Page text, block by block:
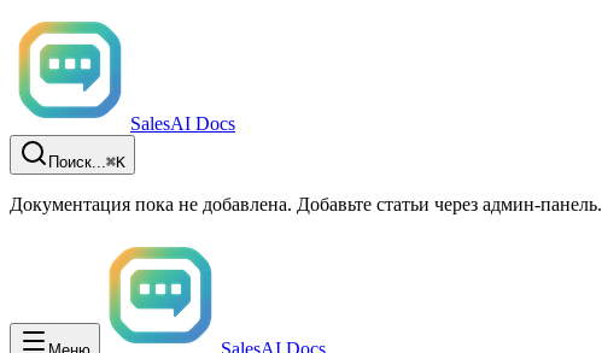
SalesAI Docs
Поиск...⌘K
Документация пока не добавлена. Добавьте статьи через админ-панель.
SalesAI Docs